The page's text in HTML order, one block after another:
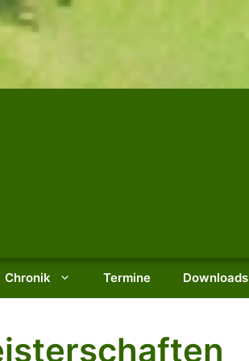
Chronik Termine Downloads